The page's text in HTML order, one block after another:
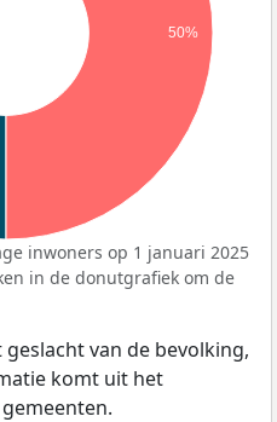
50%
inwoners op 1 januari 2025
in de donutgrafiek om de
van de bevolking,
komt uit het